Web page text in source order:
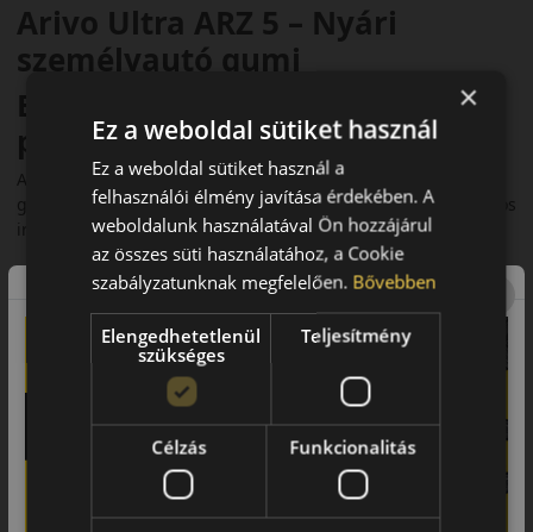
Arivo Ultra ARZ 5 – Nyári
személyautó gumi
Bevezető – Sportos karakter és
precíz irányíthatóság
Az Arivo Ultra ARZ 5egy sportos hangolású nyári
gumiabroncs, amely a dinamikus vezetési élményt és a pontos
irányíthatóságot helyezi előtérbe.
Futófelület és tapadás
Az aszimmetrikus futófelületi kialakítás kiváló tapadást biztosít
nagyobb sebességnél is. A külső vállrész javítja a
kanyarstabilitást, míg a belső barázdák hatékony vízelvezetést
biztosítanak.
Biztonsági jellemzők
A merev középső bordák pontos kormányzást és stabil
fékezést eredményeznek. Az abroncs jól viselkedik intenzív
használat során is.
×
Ez a weboldal sütiket használ
Ez a weboldal sütiket használ a
felhasználói élmény javítása érdekében. A
weboldalunk használatával Ön hozzájárul
az összes süti használatához, a Cookie
szabályzatunknak megfelelően. Bővebben
Elengedhetetlenül
szükséges
Teljesítmény
Célzás Funkcionalitás